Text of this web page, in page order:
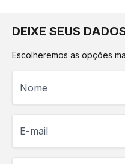
DEIXE SEUS
Escolheremos as opções